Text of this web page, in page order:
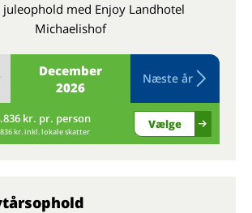
juleophold med Enjoy Landhotel
Michaelishof
December
2026
Næste år
kr. pr. person
kr. inkl. lokale skatter
Vælge